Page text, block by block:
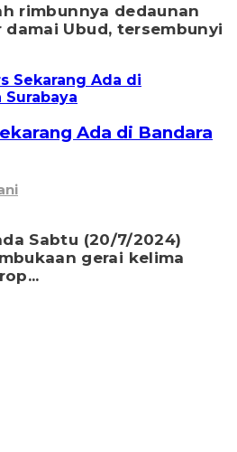
rimbunnya dedaunan
Ubud, tersembunyi
Ada di Bandara
Sabtu (20/7/2024)
gerai kelima